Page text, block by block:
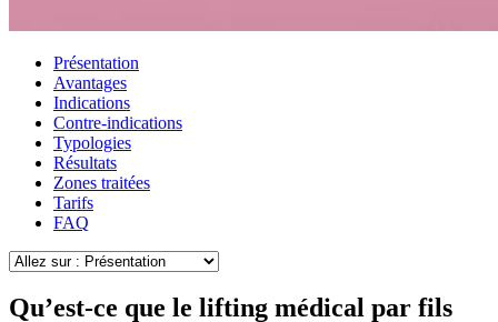
Présentation
Avantages
Indications
Contre-indications
Typologies
Résultats
Zones traitées
Tarifs
FAQ
Qu’est-ce que le lifting médical par fils